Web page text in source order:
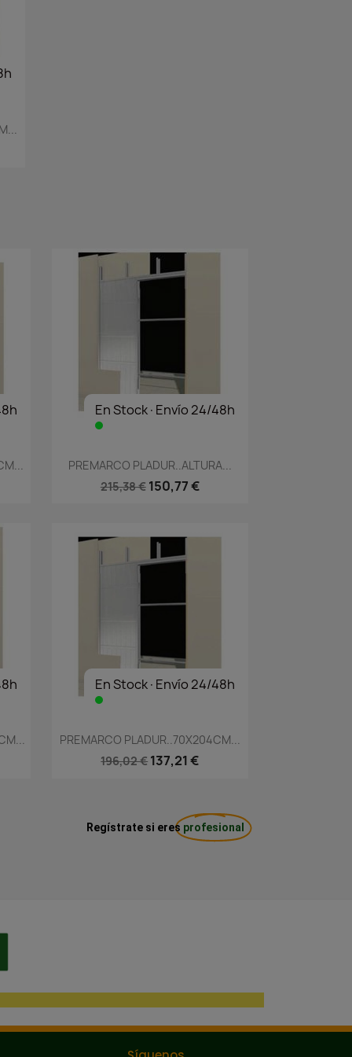
En Stock·Envío 24/48h
Vista rápida
PREMARCO PLADUR..ALTURA...
215,38 € 150,77 €
En Stock·Envío 24/48h
 Vista rápida
PREMARCO PLADUR..70X204CM...
196,02 € 137,21 €
Regístrate si eres profesional